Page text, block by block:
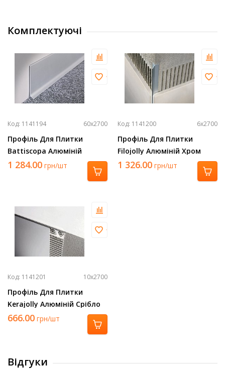
Комплектуючі
Код: 1141194 60х2700
Профіль Для Плитки
Battiscopa Алюміній
Срібло 2700Х60 Ba 600 Asn
1 284.00 грн/шт
Код: 1141200 6х2700
Профіль Для Плитки
Filojolly Алюміній Хром
2700Х6 Rjf 60 Asb
1 326.00 грн/шт
Код: 1141201 10х2700
Профіль Для Плитки
Kerajolly Алюміній Срібло
2700Х10 Tr 100 As
666.00 грн/шт
Відгуки